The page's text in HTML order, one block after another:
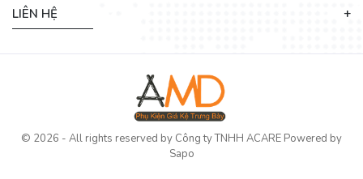
LIÊN HỆ
© 2026 - All rights reserved by Công ty TNHH ACARE Powered by
Sapo